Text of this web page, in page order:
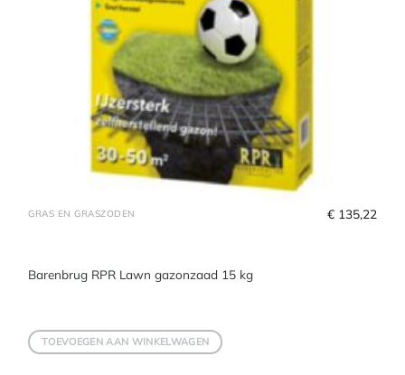
GRAS EN GRASZODEN
Barenbrug RPR Lawn gazonzaad 15 kg
€ 135,22
TOEVOEGEN AAN WINKELWAGEN